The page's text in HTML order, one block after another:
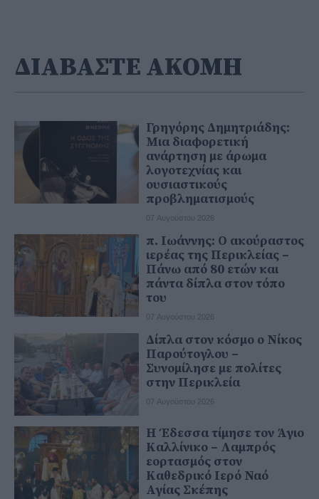
ΔΙΑΒΑΣΤΕ ΑΚΟΜΗ
Γρηγόρης Δημητριάδης:
Μια διαφορετική
ανάρτηση με άρωμα
λογοτεχνίας και
ουσιαστικούς
προβληματισμούς
07 Αυγούστου 2026
π. Ιωάννης: Ο ακούραστος
ιερέας της Περικλείας –
Πάνω από 80 ετών και
πάντα δίπλα στον τόπο
του
07 Αυγούστου 2026
Δίπλα στον κόσμο ο Νίκος
Παρούτογλου –
Συνομίλησε με πολίτες
στην Περικλεία
07 Αυγούστου 2026
Η Έδεσσα τίμησε τον Άγιο
Καλλίνικο – Λαμπρός
εορτασμός στον
Καθεδρικό Ιερό Ναό
Αγίας Σκέπης